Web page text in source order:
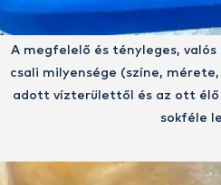
A megfelelő és tényleges,
csali milyensége (színe,
adott vízterülettől és az ott
sokféle